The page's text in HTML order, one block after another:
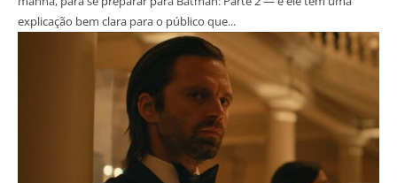
explicação bem clara para o público que...